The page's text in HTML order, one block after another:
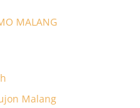
MALANG
Malang